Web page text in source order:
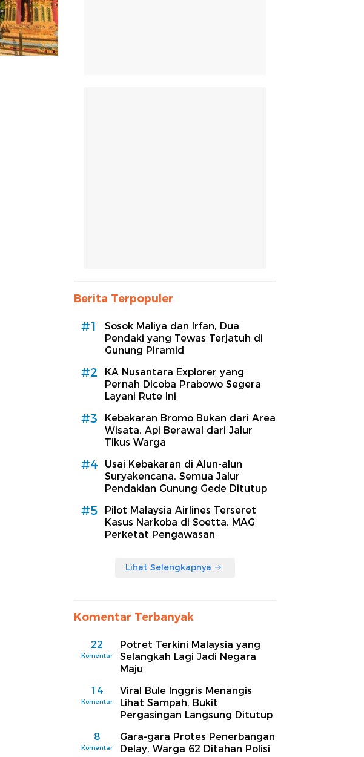
Berita Terpopuler
#1
Sosok Maliya dan Irfan, Dua
Pendaki yang Tewas Terjatuh di
Gunung Piramid
#2
KA Nusantara Explorer yang
Pernah Dicoba Prabowo Segera
Layani Rute Ini
#3
Kebakaran Bromo Bukan dari Area
Wisata, Api Berawal dari Jalur
Tikus Warga
#4
Usai Kebakaran di Alun-alun
Suryakencana, Semua Jalur
Pendakian Gunung Gede Ditutup
#5
Pilot Malaysia Airlines Terseret
Kasus Narkoba di Soetta, MAG
Perketat Pengawasan
Lihat Selengkapnya
Komentar Terbanyak
22
Komentar
Potret Terkini Malaysia yang
Selangkah Lagi Jadi Negara
Maju
14
Komentar
Viral Bule Inggris Menangis
Lihat Sampah, Bukit
Pergasingan Langsung Ditutup
8
Komentar
Gara-gara Protes Penerbangan
Delay, Warga 62 Ditahan Polisi